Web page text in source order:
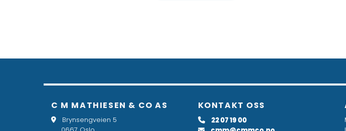
C M MATHIESEN & CO AS

Brynsengveien 5
KONTAKT OSS
 22 07 19 00